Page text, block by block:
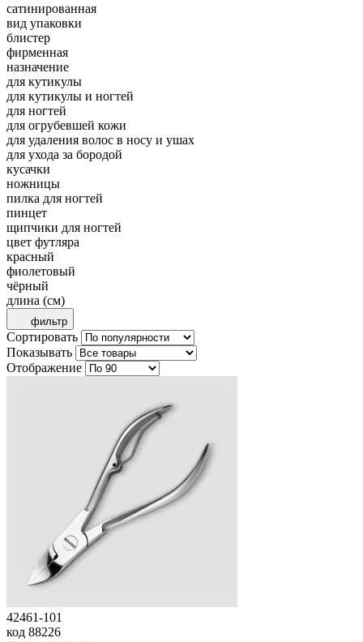
сатинированная
вид упаковки
блистер
фирменная
назначение
для кутикулы
для кутикулы и ногтей
для ногтей
для огрубевшей кожи
для удаления волос в носу и ушах
для ухода за бородой
кусачки
ножницы
пилка для ногтей
пинцет
щипчики для ногтей
цвет футляра
красный
фиолетовый
чёрный
длина (см)
фильтр
Сортировать
Показывать
Отображение
42461-101
код 88226